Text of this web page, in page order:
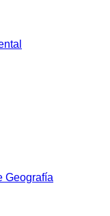
Geografía